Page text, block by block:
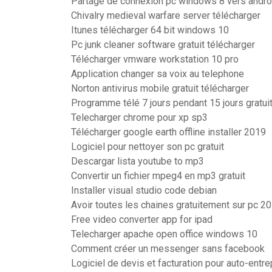
Chivalry medieval warfare server télécharger
Itunes télécharger 64 bit windows 10
Pc junk cleaner software gratuit télécharger
Télécharger vmware workstation 10 pro
Application changer sa voix au telephone
Norton antivirus mobile gratuit télécharger
Programme télé 7 jours pendant 15 jours gratuit
Telecharger chrome pour xp sp3
Télécharger google earth offline installer 2019
Logiciel pour nettoyer son pc gratuit
Descargar lista youtube to mp3
Convertir un fichier mpeg4 en mp3 gratuit
Installer visual studio code debian
Avoir toutes les chaines gratuitement sur pc
Free video converter app for ipad
Telecharger apache open office windows 10
Comment créer un messenger sans facebook
Logiciel de devis et facturation pour auto-